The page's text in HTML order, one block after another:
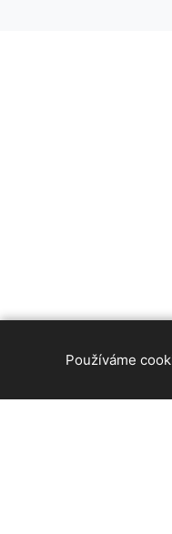
Používáme